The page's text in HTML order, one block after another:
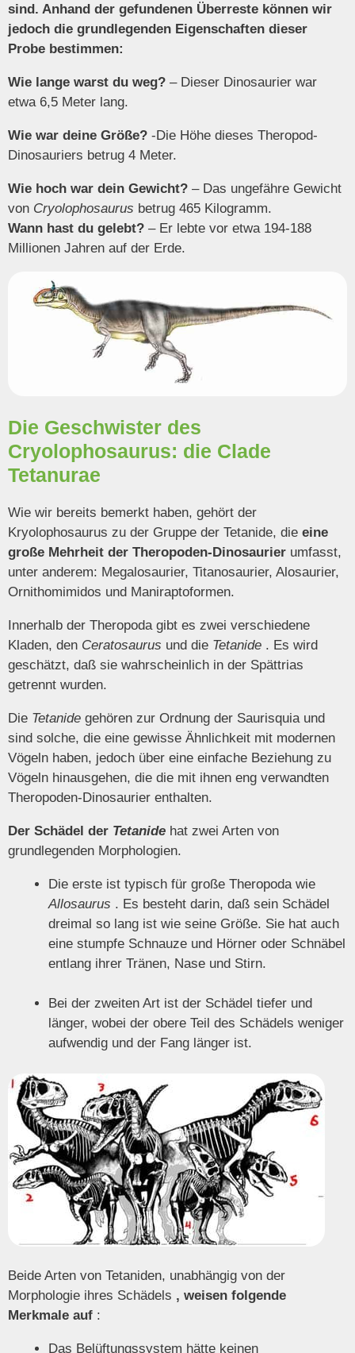
sind. Anhand der gefundenen Überreste können wir
jedoch die grundlegenden Eigenschaften dieser
Probe bestimmen:
Wie lange warst du weg? – Dieser Dinosaurier war
etwa 6,5 Meter lang.
Wie war deine Größe? -Die Höhe dieses Theropod-
Dinosauriers betrug 4 Meter.
Wie hoch war dein Gewicht? – Das ungefähre Gewicht
von Cryolophosaurus betrug 465 Kilogramm.
Wann hast du gelebt? –Er lebte vor etwa 194-188
Millionen Jahren auf der Erde.
Die Geschwister des
Cryolophosaurus: die Clade
Tetanurae
Wie wir bereits bemerkt haben, gehört der
Kryolophosaurus zu der Gruppe der Tetanide, die eine
große Mehrheit der Theropoden-Dinosaurier umfasst,
unter anderem: Megalosaurier, Titanosaurier, Alosaurier,
Ornithomimidos und Maniraptoformen.
Innerhalb der Theropoda gibt es zwei verschiedene
Kladen, den Ceratosaurus und die Tetanide . Es wird
geschätzt, daß sie wahrscheinlich in der Spättrias
getrennt wurden.
Die Tetanide gehören zur Ordnung der Saurisquia und
sind solche, die eine gewisse Ähnlichkeit mit modernen
Vögeln haben, jedoch über eine einfache Beziehung zu
Vögeln hinausgehen, die die mit ihnen eng verwandten
Theropoden-Dinosaurier enthalten.
Der Schädel der Tetanide hat zwei Arten von
grundlegenden Morphologien.
Die erste ist typisch für große Theropoda wie
Allosaurus . Es besteht darin, daß sein Schädel
dreimal so lang ist wie seine Größe. Sie hat auch
eine stumpfe Schnauze und Hörner oder Schnäbel
entlang ihrer Tränen, Nase und Stirn.
Bei der zweiten Art ist der Schädel tiefer und
länger, wobei der obere Teil des Schädels weniger
aufwendig und der Fang länger ist.
Beide Arten von Tetaniden, unabhängig von der
Morphologie ihres Schädels , weisen folgende
Merkmale auf :
Das Belüftungssystem hätte keinen